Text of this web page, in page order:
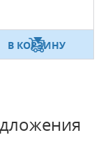
В КОРЗИНУ